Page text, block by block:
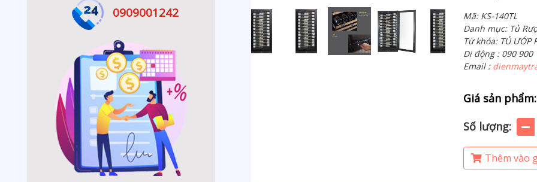
0909001242
Mã: KS-140TL
Danh mục: Tủ
Từ khóa: TỦ ƯỚP
Di động : 090 900
Email :
Giá sản phẩm:
Số lượng:
Thêm vào